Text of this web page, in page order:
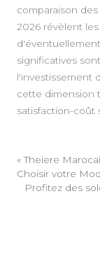
comparaison
2026 révèlent
significatives
l'investissement
cette dimension
satisfaction-coût
«Theiere
Choisir votre
Profitez des